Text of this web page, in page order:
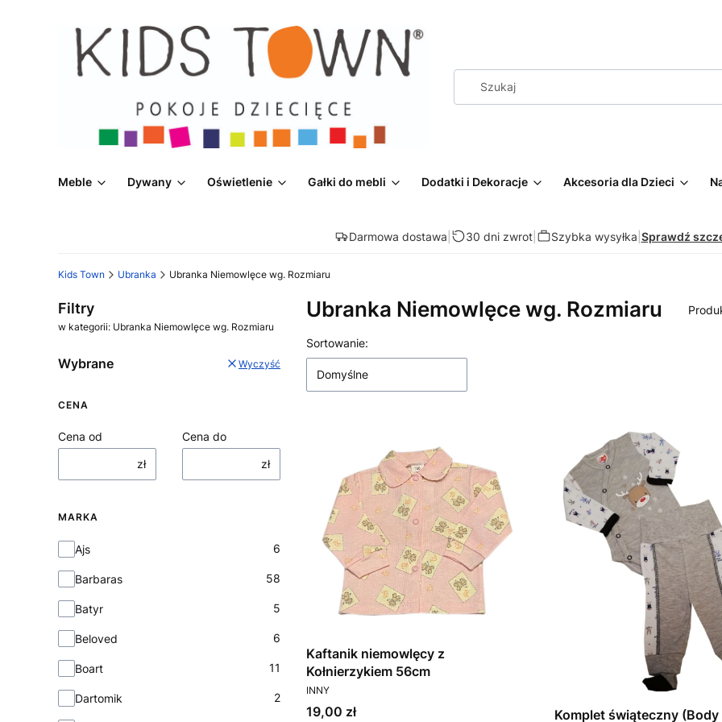
Meble Dywany Oświetlenie Gałki do mebli Dodatki i Dekoracje Akcesoria dla Dzieci
Darmowa dostawa 30 dni zwrot| Szybka wysyłka Sprawdź
Kids Town Ubranka Ubranka Niemowlęce wg. Rozmiaru
Filtry
w kategorii: Ubranka Niemowlęce wg. Rozmiaru
Wybrane Wyczyść
CENA
Cena od
zł
Cena do
zł
MARKA
Marka
Ajs 6
Barbaras 58
Batyr 5
Beloved 6
Boart 11
Dartomik 2
Ubranka Niemowlęce wg. Rozmiaru
Lista produktów
Sortowanie:
Domyślne
Kaftanik niemowlęcy z
Kołnierzykiem 56cm
PRODUCENT
INNY
Cena
19,00 zł
Komplet świąteczny (Body